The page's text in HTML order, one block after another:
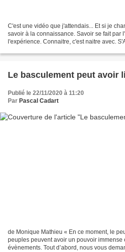
C'est une vidéo que j'attendais... Et si je
savoir à la connaissance. Savoir se fait par
l'expérience. Connaitre, c'est naitre avec.
Le basculement peut avoir
Publié le 22/11/2020 à 11:20
Par Pascal Cadart
de Monique Mathieu « En ce moment, le
peuples peuvent avoir un pouvoir immense
évènements. Tout d’abord, nous vous